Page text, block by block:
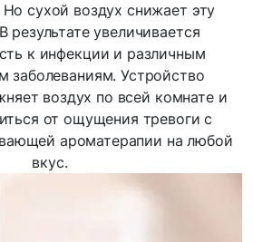
сухой воздух снижает эту
результате увеличивается
к инфекции и различным
заболеваниям. Устройство
воздух по всей комнате и
от ощущения тревоги с
ароматерапии на любой
вкус.